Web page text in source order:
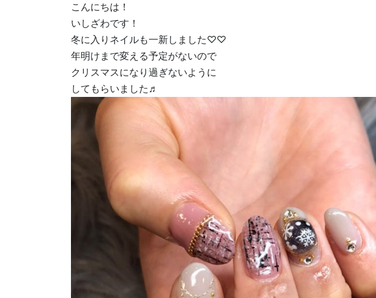
こんにちは！
いしざわです！
冬に入りネイルも一新しました♡♡
年明けまで変える予定がないので
クリスマスになり過ぎないように
してもらいました♬